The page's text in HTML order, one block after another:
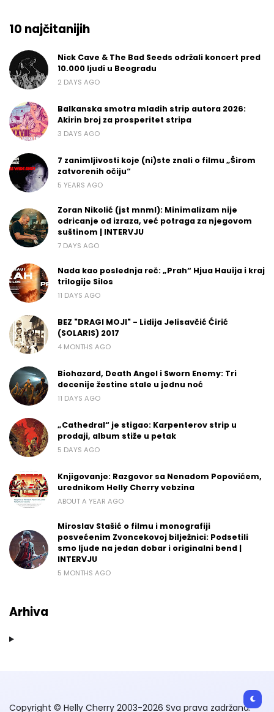
10 najčitanijih
Nick Cave & The Bad Seeds održali koncert pred
10.000 ljudi u Beogradu
2 DAYS AGO
Balkanska smotra mladih strip autora 2026:
Akirin broj za prosperitet stripa
3 DAYS AGO
7 zanimljivosti koje (ni)ste znali o filmu „Širom
zatvorenih očiju“
5 YEARS AGO
Zoran Nikolić (jst mnml): Minimalizam nije
odricanje od izraza, već potraga za njegovom
suštinom | INTERVJU
7 DAYS AGO
Nada kao poslednja reč: „Prah“ Hjua Hauija i kraj
trilogije Silos
11 DAYS AGO
BEZ "DRAGI MOJI" - Lidija Jelisavčić Ćirić
(SOLARIS) 2017
4 MONTHS AGO
Biohazard, Death Angel i Sworn Enemy: Tri
decenije žestine stale u jednu noć
11 DAYS AGO
„Cathedral“ je stigao: Karpenterov strip u
prodaji, album stiže u petak
5 DAYS AGO
Knjigovanje: Razgovor sa Nenadom Popovićem,
urednikom Helly Cherry vebzina
ABOUT A YEAR AGO
Miroslav Stašić o filmu i monografiji
posvećenim Zvoncekovoj bilježnici: Podsetili
smo ljude na jedan dobar i originalni bend |
INTERVJU
5 MONTHS AGO
Arhiva
Copyright © Helly Cherry 2003-2026 Sva prava zadržana.